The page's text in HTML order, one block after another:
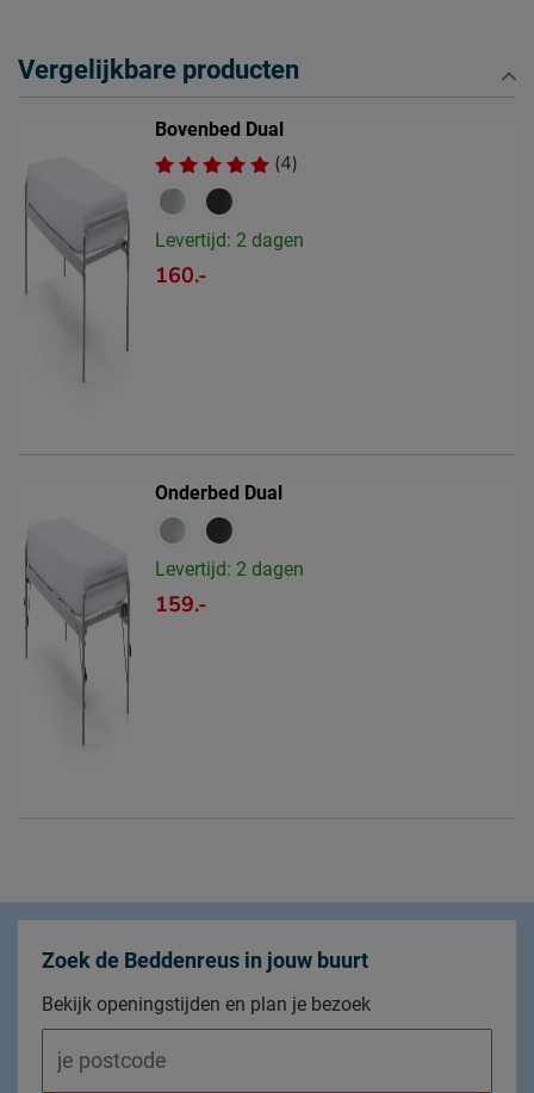
Locatie
Postbus 716, 5400 AS,
Uden, Nederland
info@beterbed.nl
Vergelijkbare producten
Bovenbed Dual
(4)
Levertijd: 2 dagen
160.-
Onderbed Dual
Levertijd: 2 dagen
159.-
Zoek de Beddenreus in jouw buurt
Bekijk openingstijden en plan je bezoek